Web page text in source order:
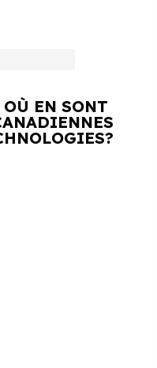
EN SONT